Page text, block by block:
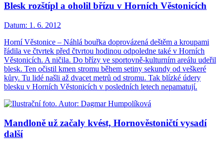
Blesk rozštípl a oholil břízu v Horních Věstonicích
Datum: 1. 6. 2012
Horní Věstonice – Náhlá bouřka doprovázená deštěm a kroupami
řádila ve čtvrtek před čtvrtou hodinou odpoledne také v Horních
Věstonicích. A ničila. Do břízy ve sportovně-kulturním areálu udeřil
blesk. Ten očistil kmen stromu během setiny sekundy od veškeré
kůry. Tu lidé našli až dvacet metrů od stromu. Tak blízké údery
blesku v Horních Věstonicích v posledních letech nepamatují.
Mandloně už začaly kvést, Hornověstoničtí vysadí
další